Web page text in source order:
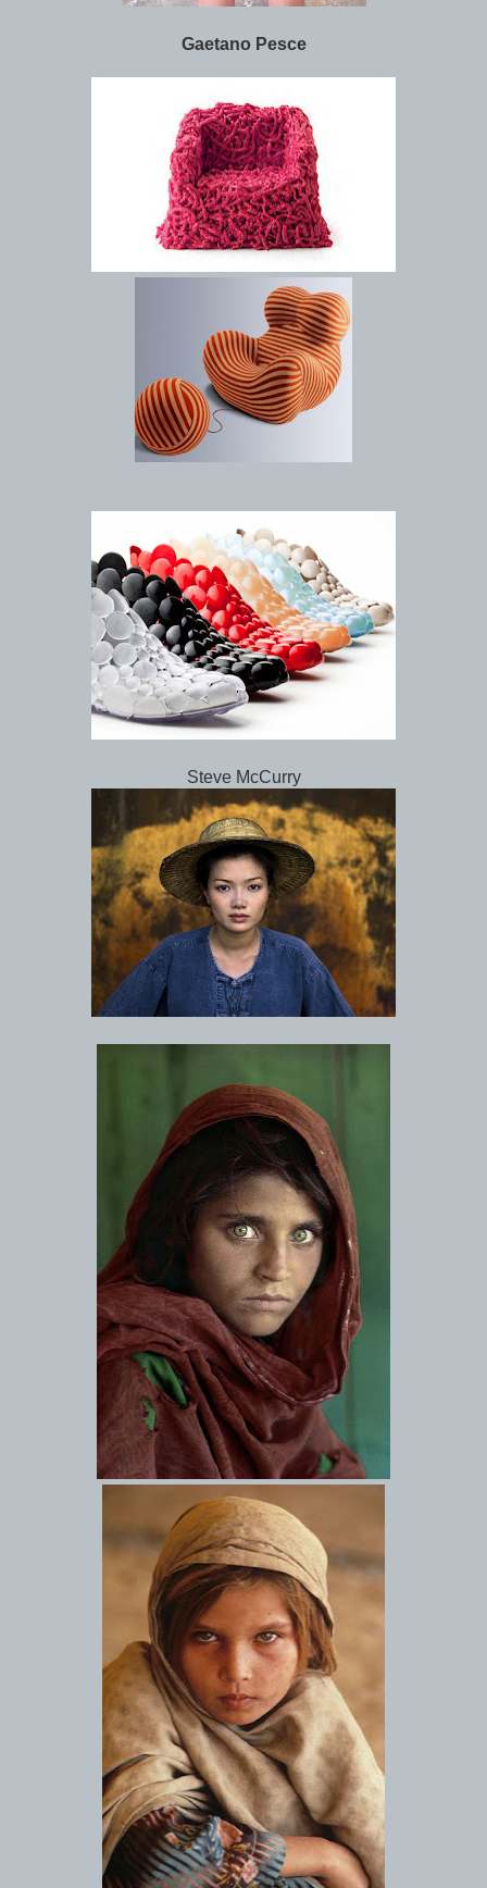
Gaetano Pesce
Steve McCurry